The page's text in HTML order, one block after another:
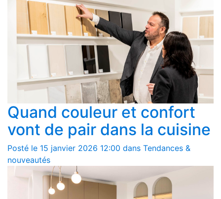
Quand couleur et confort
vont de pair dans la cuisine
Posté le 15 janvier 2026 12:00 dans Tendances &
nouveautés